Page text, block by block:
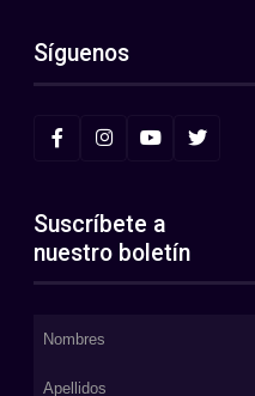
Síguenos
Suscríbete a
nuestro boletín